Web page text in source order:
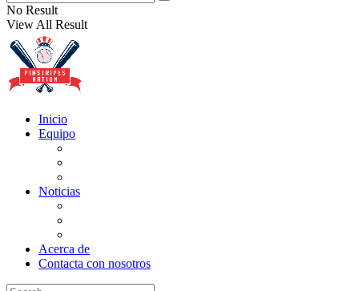
No Result
View All Result
Inicio
Equipo
Noticias
Acerca de
Contacta con nosotros